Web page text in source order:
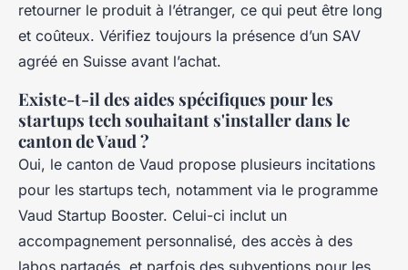
retourner le produit à l’étranger, ce qui peut être long
et coûteux. Vérifiez toujours la présence d’un SAV
agréé en Suisse avant l’achat.
Existe-t-il des aides spécifiques pour les
startups tech souhaitant s'installer dans le
canton de Vaud ?
Oui, le canton de Vaud propose plusieurs incitations
pour les startups tech, notamment via le programme
Vaud Startup Booster. Celui-ci inclut un
accompagnement personnalisé, des accès à des
labos partagés, et parfois des subventions pour les